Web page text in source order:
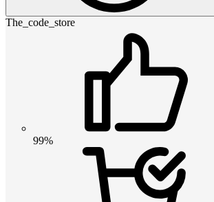
The_code_store
99%